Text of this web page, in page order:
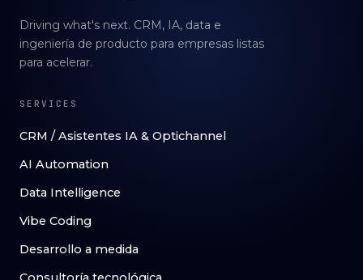
Driving what's next. CRM, IA, data e
ingeniería de producto para empresas listas
para acelerar.
SERVICES
CRM / Asistentes IA & Optichannel
AI Automation
Data Intelligence
Vibe Coding
Desarrollo a medida